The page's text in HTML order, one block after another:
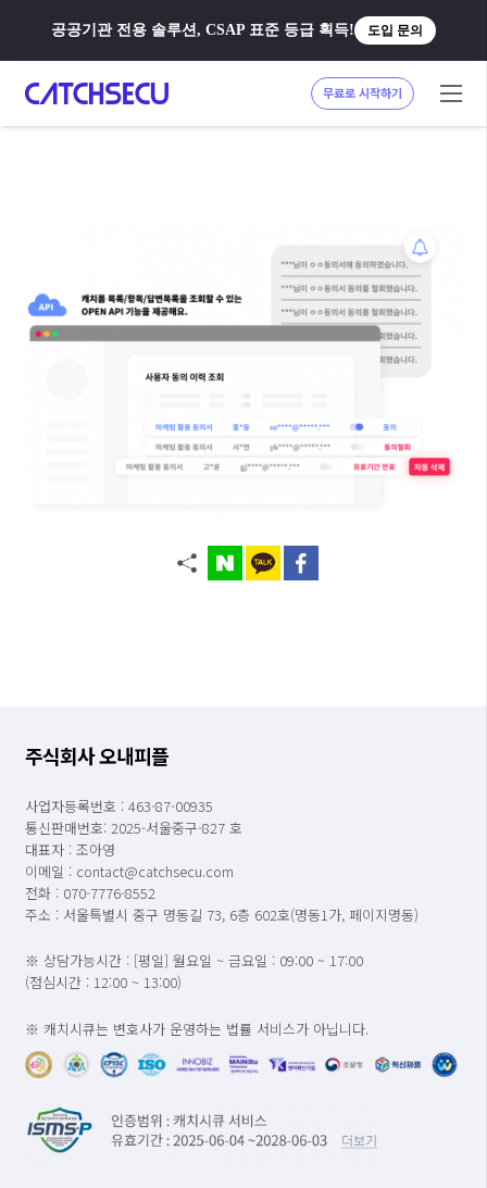
공공기관 전용 솔루션, CSAP 표준 등급 획득! 도입 문의
무료로 시작하기
주식회사 오내피플
사업자등록번호 : 463-87-00935
통신판매번호: 2025-서울중구-827 호
대표자 : 조아영
이메일 : contact@catchsecu.com
전화 : 070-7776-8552
주소 : 서울특별시 중구 명동길 73, 6층 602호(명동1가, 페이지명동)
※ 상담가능시간 : [평일] 월요일 ~ 금요일 : 09:00 ~ 17:00
(점심시간 : 12:00 ~ 13:00)
※ 캐치시큐는 변호사가 운영하는 법률 서비스가 아닙니다.